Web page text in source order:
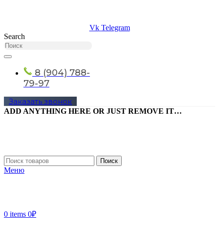
Vk Telegram
Search
8 (904) 788-
79-97
Заказать звонок
ADD ANYTHING HERE OR JUST REMOVE IT…
Поиск
Меню
0 items 0₽